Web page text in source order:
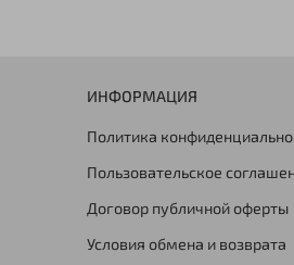
ИНФОРМАЦИЯ
Политика
Пользовательское
Договор публичной оферты
Условия обмена и возврата